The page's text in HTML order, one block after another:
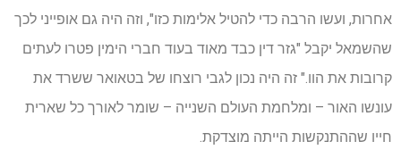
אחרות, ועשו הרבה כדי להטיל אלימות כזו", וזה היה גם אופייני לכך
שהשמאל יקבל "גזר דין כבד מאוד בעוד חברי הימין פטרו לעתים
קרובות את הוו." זה היה נכון לגבי רוצחו של בטאואר ששרד את
עונשו האור – ומלחמת העולם השנייה – שומר לאורך כל שארית
חייו שההתנקשות הייתה מוצדקת.